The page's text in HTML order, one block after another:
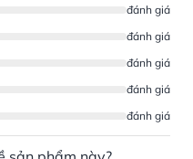
đánh giá
đánh giá
đánh giá
đánh giá
đánh giá